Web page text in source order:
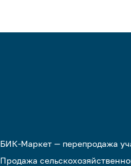
БИК-Маркет — перепродажа
Продажа